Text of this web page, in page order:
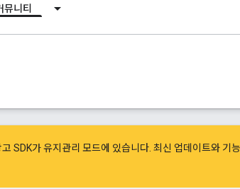
뮤니티
SDK가 유지관리 모드에 있습니다. 최신 업데이트와 기